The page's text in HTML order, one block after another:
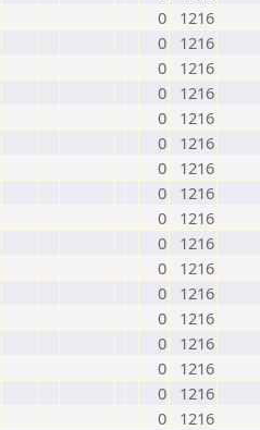
0
1216
0
1216
0
1216
0
1216
0
1216
0
1216
0
1216
0
1216
0
1216
0
1216
0
1216
0
1216
0
1216
0
1216
0
1216
0
1216
0
1216